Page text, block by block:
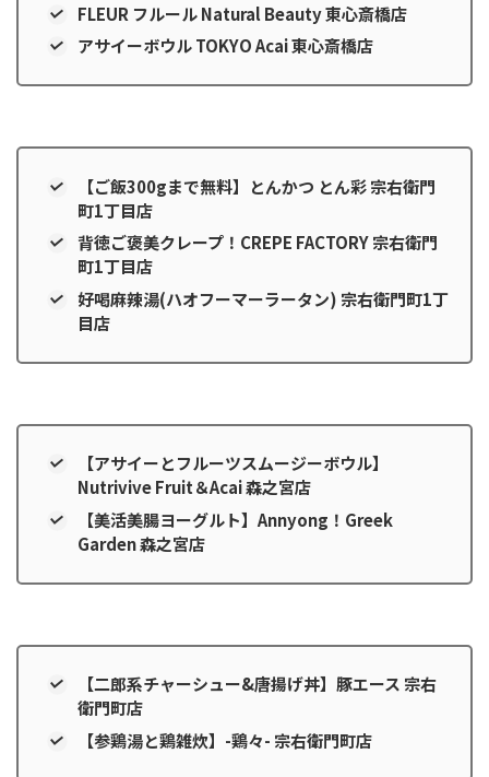
FLEUR フルール Natural Beauty 東心斎橋店
アサイーボウル TOKYO Acai 東心斎橋店
【ご飯300gまで無料】とんかつ とん彩 宗右衛門
町1丁目店
背徳ご褒美クレープ！CREPE FACTORY 宗右衛門
町1丁目店
好喝麻辣湯(ハオフーマーラータン) 宗右衛門町1丁
目店
【アサイーとフルーツスムージーボウル】
Nutrivive Fruit＆Acai 森之宮店
【美活美腸ヨーグルト】Annyong！Greek
Garden 森之宮店
【二郎系チャーシュー&唐揚げ丼】豚エース 宗右
衛門町店
【参鶏湯と鶏雑炊】-鶏々- 宗右衛門町店